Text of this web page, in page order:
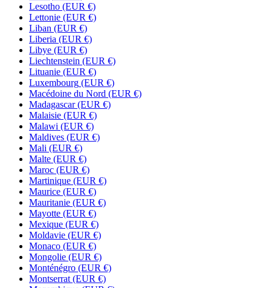
Lesotho (EUR €)
Lettonie (EUR €)
Liban (EUR €)
Liberia (EUR €)
Libye (EUR €)
Liechtenstein (EUR €)
Lituanie (EUR €)
Luxembourg (EUR €)
Macédoine du Nord (EUR €)
Madagascar (EUR €)
Malaisie (EUR €)
Malawi (EUR €)
Maldives (EUR €)
Mali (EUR €)
Malte (EUR €)
Maroc (EUR €)
Martinique (EUR €)
Maurice (EUR €)
Mauritanie (EUR €)
Mayotte (EUR €)
Mexique (EUR €)
Moldavie (EUR €)
Monaco (EUR €)
Mongolie (EUR €)
Monténégro (EUR €)
Montserrat (EUR €)